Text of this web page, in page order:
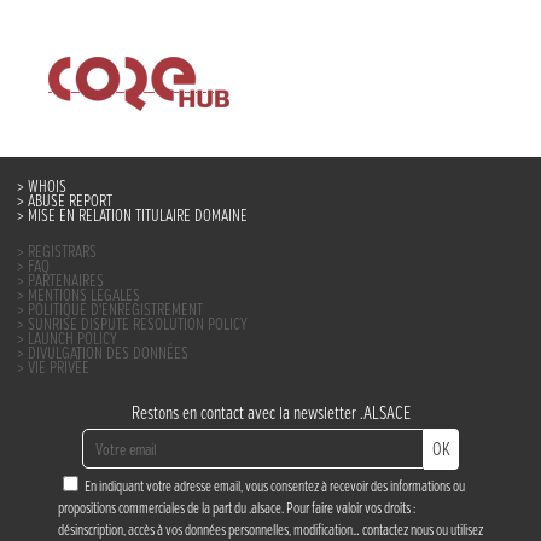
WHOIS
ABUSE REPORT
MISE EN RELATION TITULAIRE DOMAINE
REGISTRARS
FAQ
PARTENAIRES
MENTIONS LÉGALES
POLITIQUE D’ENREGISTREMENT
SUNRISE DISPUTE RESOLUTION POLICY
LAUNCH POLICY
DIVULGATION DES DONNÉES
VIE PRIVÉE
Restons en contact avec la newsletter .ALSACE
OK
En indiquant votre adresse email, vous consentez à recevoir des informations ou
propositions commerciales de la part du .alsace. Pour faire valoir vos droits :
désinscription, accès à vos données personnelles, modification… contactez nousou utilisez